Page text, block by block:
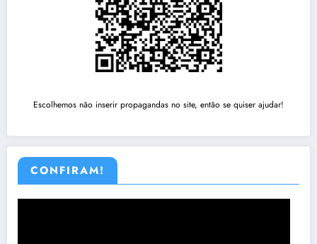
Escolhemos não inserir propagandas no site, então se quiser ajudar!
CONFIRAM!